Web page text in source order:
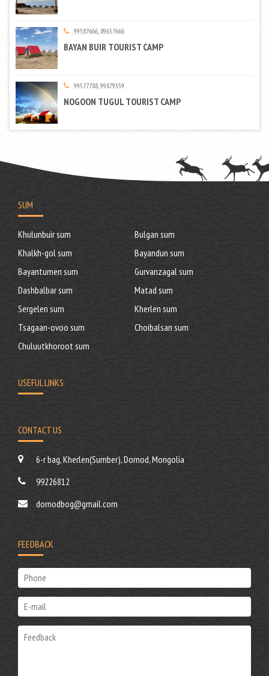
99587666, 89657666
BAYAN BUIR TOURIST CAMP
99577788, 99879559
NOGOON TUGUL TOURIST CAMP
SUM
Khulunbuir sum
Bulgan sum
Khalkh-gol sum
Bayandun sum
Bayantumen sum
Gurvanzagal sum
Dashbalbar sum
Matad sum
Sergelen sum
Kherlen sum
Tsagaan-ovoo sum
Choibalsan sum
Chuluutkhoroot sum
USEFUL LINKS
CONTACT US
6-r bag, Kherlen(Sumber), Dornod, Mongolia
99226812
dornodbog@gmail.com
FEEDBACK